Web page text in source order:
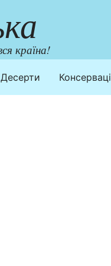
країна!
Десерти